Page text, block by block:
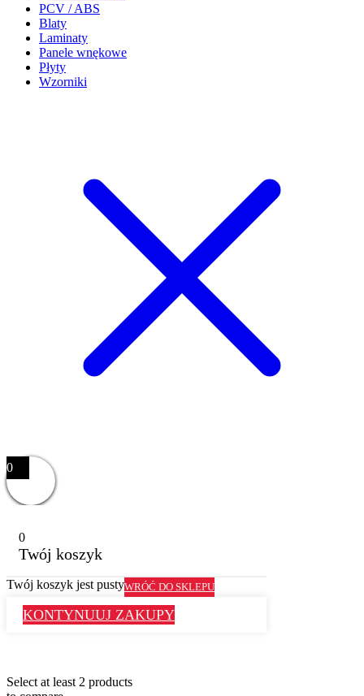
PCV / ABS
Blaty
Laminaty
Panele wnękowe
Płyty
Wzorniki
0
0
Twój koszyk
Twój koszyk jest pustyWRÓĆ DO SKLEPU
KONTYNUUJ ZAKUPY
Select at least 2 products